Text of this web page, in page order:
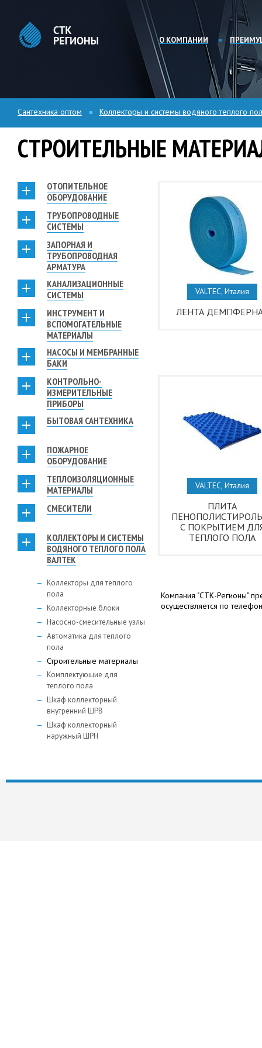
О КОМПАНИИ
Сантехника оптом Коллекторы и системы водяного теплого
СТРОИТЕЛЬНЫЕ
ОТОПИТЕЛЬНОЕ
ОБОРУДОВАНИЕ
ТРУБОПРОВОДНЫЕ
СИСТЕМЫ
ЗАПОРНАЯ И
ТРУБОПРОВОДНАЯ
АРМАТУРА
КАНАЛИЗАЦИОННЫЕ
СИСТЕМЫ
ИНСТРУМЕНТ И
ВСПОМОГАТЕЛЬНЫЕ
МАТЕРИАЛЫ
НАСОСЫ И МЕМБРАННЫЕ
БАКИ
КОНТРОЛЬНО-
ИЗМЕРИТЕЛЬНЫЕ
ПРИБОРЫ
БЫТОВАЯ САНТЕХНИКА
ПОЖАРНОЕ
ОБОРУДОВАНИЕ
ТЕПЛОИЗОЛЯЦИОННЫЕ
МАТЕРИАЛЫ
СМЕСИТЕЛИ
КОЛЛЕКТОРЫ И СИСТЕМЫ
ВОДЯНОГО ТЕПЛОГО ПОЛА
ВАЛТЕК
Коллекторы для теплого
пола
Коллекторные блоки
Насосно-смесительные узлы
Автоматика для теплого
пола
Строительные материалы
Комплектующие для
теплого пола
Шкаф коллекторный
внутренний ШРВ
Шкаф коллекторный
наружный ШРН
VALTEC, Италия
ЛЕНТА
VALTEC, Италия
ПЛИТА
С ПОКРЫТИЕМ
ТЕПЛОГО ПОЛА
Компания "СТК-Регионы"
осуществляется по